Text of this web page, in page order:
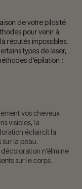
de votre pilosité
pour venir à
réputés impossibles.
types de laser,
d’épilation :
vos cheveux
visibles, la
éclaircit la
sur la peau.
n’élimine
sur le corps.